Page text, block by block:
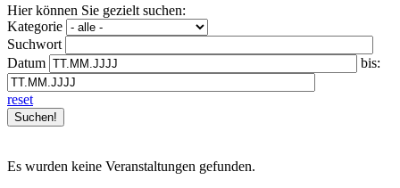
Hier können Sie gezielt suchen:
Kategorie
Suchwort
Datum
bis:
reset
Es wurden keine Veranstaltungen gefunden.